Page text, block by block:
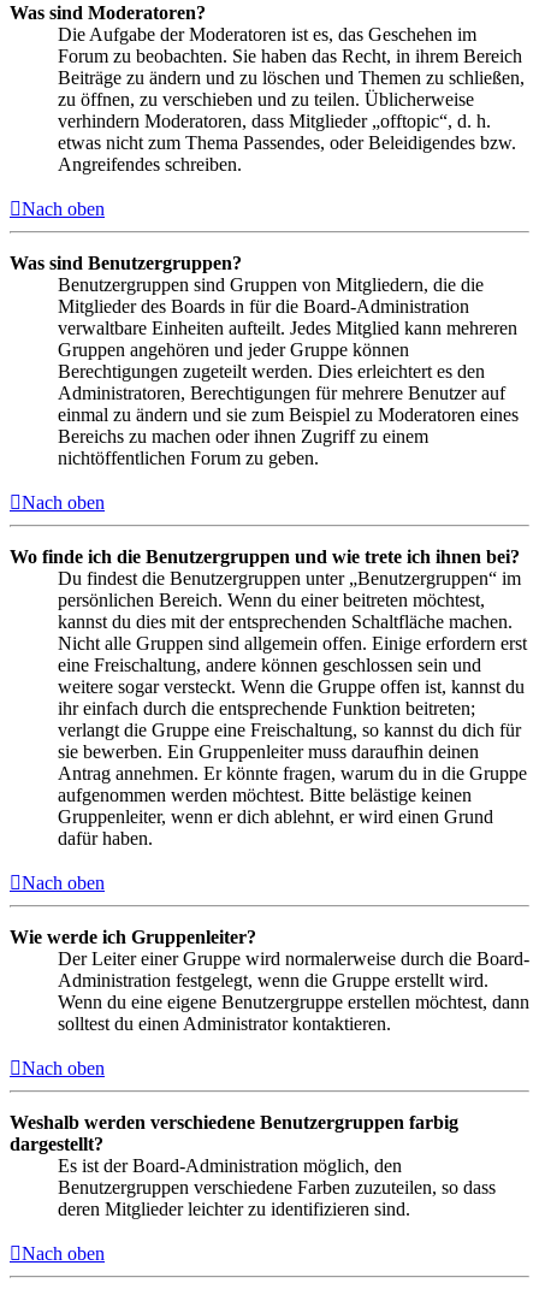
Was sind Moderatoren?
Die Aufgabe der Moderatoren ist es, das Geschehen im
Forum zu beobachten. Sie haben das Recht, in ihrem Bereich
Beiträge zu ändern und zu löschen und Themen zu schließen,
zu öffnen, zu verschieben und zu teilen. Üblicherweise
verhindern Moderatoren, dass Mitglieder „offtopic“, d. h.
etwas nicht zum Thema Passendes, oder Beleidigendes bzw.
Angreifendes schreiben.
Nach oben
Was sind Benutzergruppen?
Benutzergruppen sind Gruppen von Mitgliedern, die die
Mitglieder des Boards in für die Board-Administration
verwaltbare Einheiten aufteilt. Jedes Mitglied kann mehreren
Gruppen angehören und jeder Gruppe können
Berechtigungen zugeteilt werden. Dies erleichtert es den
Administratoren, Berechtigungen für mehrere Benutzer auf
einmal zu ändern und sie zum Beispiel zu Moderatoren eines
Bereichs zu machen oder ihnen Zugriff zu einem
nichtöffentlichen Forum zu geben.
Nach oben
Wo finde ich die Benutzergruppen und wie trete ich ihnen bei?
Du findest die Benutzergruppen unter „Benutzergruppen“ im
persönlichen Bereich. Wenn du einer beitreten möchtest,
kannst du dies mit der entsprechenden Schaltfläche machen.
Nicht alle Gruppen sind allgemein offen. Einige erfordern erst
eine Freischaltung, andere können geschlossen sein und
weitere sogar versteckt. Wenn die Gruppe offen ist, kannst du
ihr einfach durch die entsprechende Funktion beitreten;
verlangt die Gruppe eine Freischaltung, so kannst du dich für
sie bewerben. Ein Gruppenleiter muss daraufhin deinen
Antrag annehmen. Er könnte fragen, warum du in die Gruppe
aufgenommen werden möchtest. Bitte belästige keinen
Gruppenleiter, wenn er dich ablehnt, er wird einen Grund
dafür haben.
Nach oben
Wie werde ich Gruppenleiter?
Der Leiter einer Gruppe wird normalerweise durch die Board-
Administration festgelegt, wenn die Gruppe erstellt wird.
Wenn du eine eigene Benutzergruppe erstellen möchtest, dann
solltest du einen Administrator kontaktieren.
Nach oben
Weshalb werden verschiedene Benutzergruppen farbig
dargestellt?
Es ist der Board-Administration möglich, den
Benutzergruppen verschiedene Farben zuzuteilen, so dass
deren Mitglieder leichter zu identifizieren sind.
Nach oben